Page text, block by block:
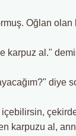
Oğlan olan
karpuz al."
diye
karpuzu al,